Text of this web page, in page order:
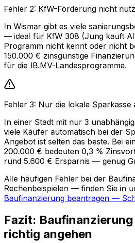
Fehler 2: KfW-Förderung nicht
In Wismar gibt es viele
— ideal für KfW 308 (Jung kauft
Programm nicht kennt oder nicht
150.000 € zinsgünstige
für die IB.MV-Landesprogramme.
Fehler 3: Nur die lokale Sparkasse
In einer Stadt mit nur 3
viele Käufer automatisch bei der
Angebot ist selten das beste. Bei
200.000 € bedeuten 0,3 %
rund 5.600 € Ersparnis — genug
Alle häufigen Fehler bei der
Rechenbeispielen — finden Sie in
Baufinanzierung beantragen —
Fazit:
richtig angehen